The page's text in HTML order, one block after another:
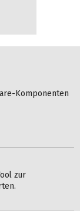
Komponenten
zur